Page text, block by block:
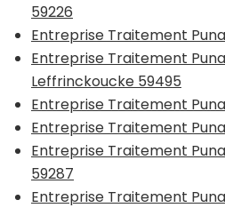
59226
Entreprise Traitement
Entreprise Traitement
Leffrinckoucke 59495
Entreprise Traitement
Entreprise Traitement
Entreprise Traitement
59287
Entreprise Traitement